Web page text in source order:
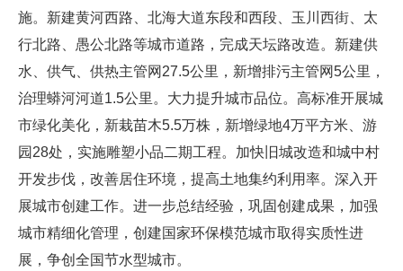
施。新建黄河西路、北海大道东段和西段、玉川西街、太
行北路、愚公北路等城市道路，完成天坛路改造。新建供
水、供气、供热主管网27.5公里，新增排污主管网5公里，
治理蟒河河道1.5公里。大力提升城市品位。高标准开展城
市绿化美化，新栽苗木5.5万株，新增绿地4万平方米、游
园28处，实施雕塑小品二期工程。加快旧城改造和城中村
开发步伐，改善居住环境，提高土地集约利用率。深入开
展城市创建工作。进一步总结经验，巩固创建成果，加强
城市精细化管理，创建国家环保模范城市取得实质性进
展，争创全国节水型城市。